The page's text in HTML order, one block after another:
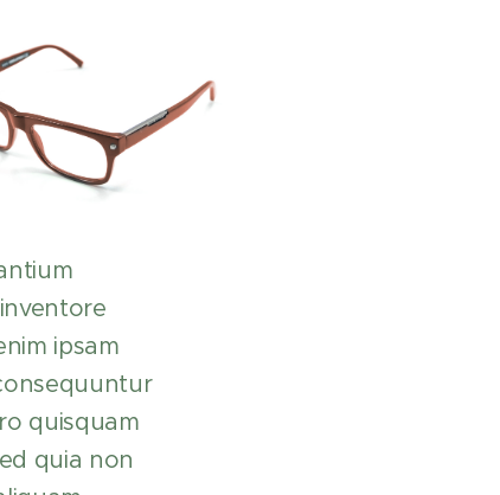
ipsam
quisquam
quia non